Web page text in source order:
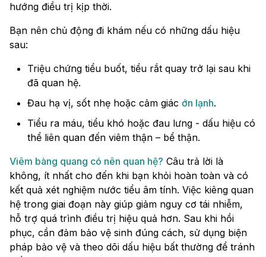
hướng điều trị kịp thời.
Bạn nên chủ động đi khám nếu có những dấu hiệu
sau:
Triệu chứng tiểu buốt, tiểu rắt quay trở lại sau khi
đã quan hệ.
Đau hạ vị, sốt nhẹ hoặc cảm giác ớn lạnh.
Tiểu ra máu, tiểu khó hoặc đau lưng - dấu hiệu có
thể liên quan đến viêm thận – bể thận.
Viêm bàng quang có nên quan hệ? Câu trả lời là
không, ít nhất cho đến khi bạn khỏi hoàn toàn và có
kết quả xét nghiệm nước tiểu âm tính. Việc kiêng quan
hệ trong giai đoạn này giúp giảm nguy cơ tái nhiễm,
hỗ trợ quá trình điều trị hiệu quả hơn. Sau khi hồi
phục, cần đảm bảo vệ sinh đúng cách, sử dụng biện
pháp bảo vệ và theo dõi dấu hiệu bất thường để tránh